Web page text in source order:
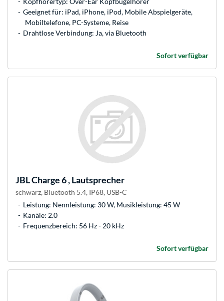
Geeignet für: iPad, iPhone, iPod, Mobile Abspielgeräte,
Mobiltelefone, PC-Systeme, Reise
Drahtlose Verbindung: Ja, via Bluetooth
Sofort verfügbar
JBLCharge 6 , Lautsprecher
schwarz, Bluetooth 5.4, IP68, USB-C
Leistung: Nennleistung: 30 W, Musikleistung: 45 W
Kanäle: 2.0
Frequenzbereich: 56 Hz - 20 kHz
Sofort verfügbar